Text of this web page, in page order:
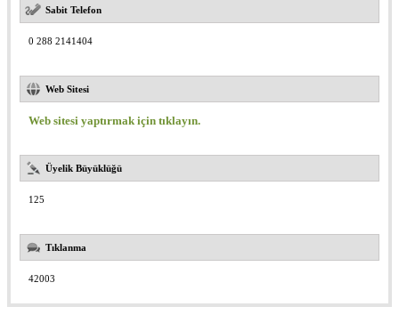
Sabit Telefon
0 288 2141404
Web Sitesi
Web sitesi yaptırmak için tıklayın.
Üyelik Büyüklüğü
125
Tıklanma
42003